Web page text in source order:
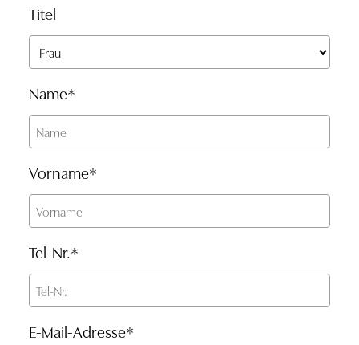
Titel
Name*
Vorname*
Tel-Nr.*
E-Mail-Adresse*